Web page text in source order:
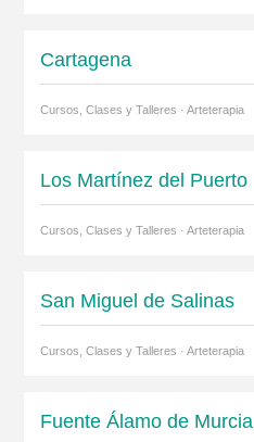
Cartagena
Cursos, Clases y Talleres · Arteterapia
Los Martínez del Puerto
Cursos, Clases y Talleres · Arteterapia
San Miguel de Salinas
Cursos, Clases y Talleres · Arteterapia
Fuente Álamo de Murcia